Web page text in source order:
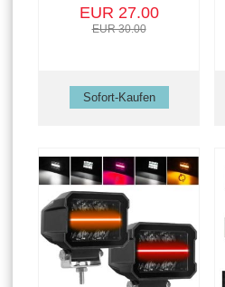
EUR 27.00
EUR 30.00